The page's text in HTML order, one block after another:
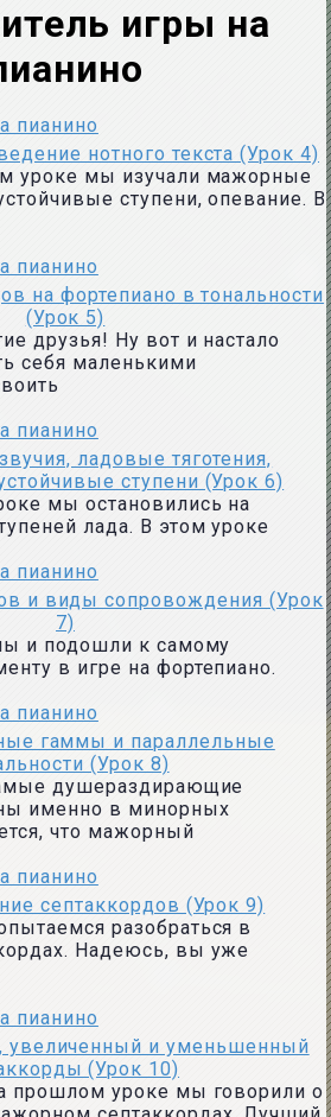
игры на
пианино
нотного текста (Урок 4)
уроке мы изучали мажорные
ступени, опевание. В
пианино
на фортепиано в тональности
(Урок 5)
друзья! Ну вот и настало
себя маленькими
пианино
ладовые тяготения,
ступени (Урок 6)
мы остановились на
лада. В этом уроке
пианино
и виды сопровождения (Урок
7)
и подошли к самому
в игре на фортепиано.
пианино
гаммы и параллельные
(Урок 8)
душераздирающие
именно в минорных
что мажорный
пианино
септаккордов (Урок 9)
разобраться в
Надеюсь, вы уже
пианино
и уменьшенный
(Урок 10)
прошлом уроке мы говорили о